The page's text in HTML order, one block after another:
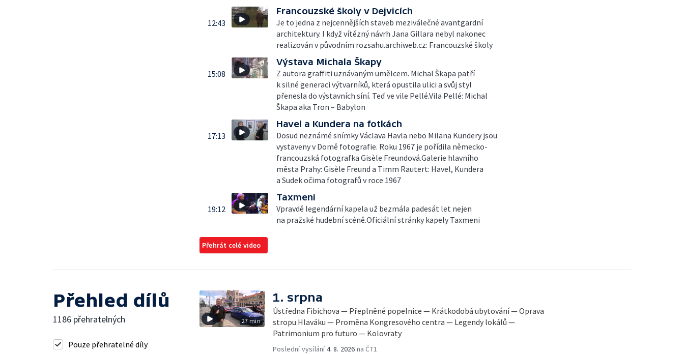
12:43
Francouzské školy v Dejvicích
Je to jedna z nejcennějších staveb meziválečné avantgardní
architektury. I když vítězný návrh Jana Gillara nebyl nakonec
realizován v původním rozsahu.archiweb.cz: Francouzské školy
15:08
Výstava Michala Škapy
Z autora graffiti uznávaným umělcem. Michal Škapa patří
k silné generaci výtvarníků, která opustila ulici a svůj styl
přenesla do výstavních síní. Teď ve vile Pellé.Vila Pellé: Michal
Škapa aka Tron – Babylon
17:13
Havel a Kundera na fotkách
Dosud neznámé snímky Václava Havla nebo Milana Kundery jsou
vystaveny v Domě fotografie. Roku 1967 je pořídila německo-
francouzská fotografka Gisèle Freundová.Galerie hlavního
města Prahy: Gisèle Freund a Timm Rautert: Havel, Kundera
a Sudek očima fotografů v roce 1967
19:12
Taxmeni
Vpravdě legendární kapela už bezmála padesát let nejen
na pražské hudební scéně.Oficiální stránky kapely Taxmeni
Přehrát celé video
Přehled dílů
1186 přehratelných
Pouze přehratelné díly
27 min
1. srpna
Ústředna Fibichova — Přeplněné popelnice — Krátkodobá ubytování — Oprava
stropu Hlaváku — Proměna Kongresového centra — Legendy lokálů —
Patrimonium pro futuro — Kolovraty
Poslední vysílání4. 8. 2026 na ČT1